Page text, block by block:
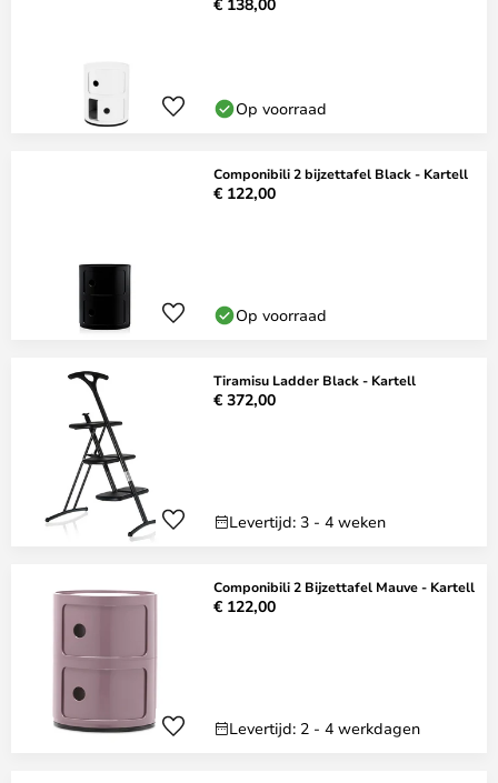
Op voorraad
Componibili 2 bijzettafel Black - Kartell
€ 122,00
Op voorraad
Tiramisu Ladder Black - Kartell
€ 372,00
Levertijd: 3 - 4 weken
Componibili 2 Bijzettafel Mauve - Kartell
€ 122,00
Levertijd: 2 - 4 werkdagen